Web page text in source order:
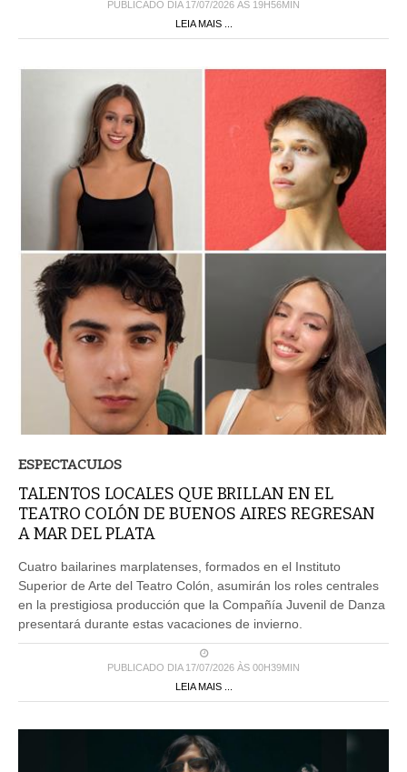
PUBLICADO DIA 17/07/2026 ÀS 19H56MIN
LEIA MAIS ...
ESPECTACULOS
TALENTOS LOCALES QUE BRILLAN EN EL
TEATRO COLÓN DE BUENOS AIRES REGRESAN
A MAR DEL PLATA
Cuatro bailarines marplatenses, formados en el Instituto
Superior de Arte del Teatro Colón, asumirán los roles centrales
en la prestigiosa producción que la Compañía Juvenil de Danza
presentará durante estas vacaciones de invierno.
PUBLICADO DIA 17/07/2026 ÀS 00H39MIN
LEIA MAIS ...